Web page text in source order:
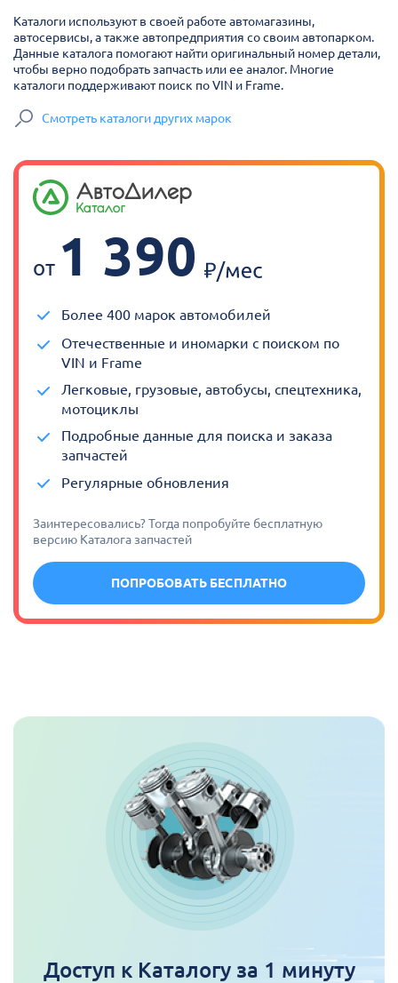
Каталоги используют в своей работе автомагазины,
автосервисы, а также автопредприятия со своим автопарком.
Данные каталога помогают найти оригинальный номер детали,
чтобы верно подобрать запчасть или ее аналог. Многие
каталоги поддерживают поиск по VIN и Frame.
Смотреть каталоги других марок
от 1 390
Более 400 марок автомобилей
Отечественные и иномарки с поиском по
VIN и Frame
Легковые, грузовые, автобусы, спецтехника,
мотоциклы
Подробные данные для поиска и заказа
запчастей
Регулярные обновления
Заинтересовались? Тогда попробуйте бесплатную
версию Каталога запчастей
ПОПРОБОВАТЬ БЕСПЛАТНО
Доступ к Каталогу за 1 минуту